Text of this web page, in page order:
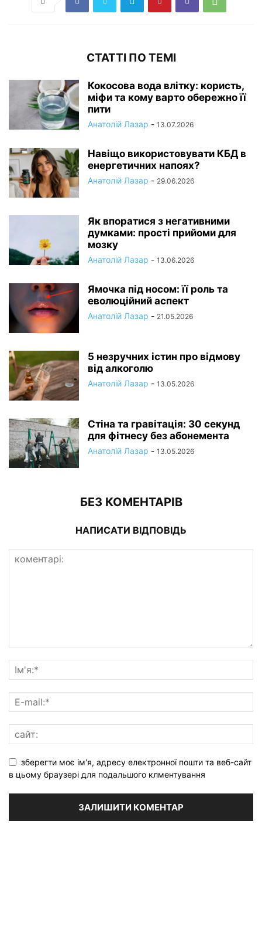
СТАТТІ ПО ТЕМІ
Кокосова вода влітку: користь,
міфи та кому варто обережно її
пити
Анатолій Лазар - 13.07.2026
Навіщо використовувати КБД в
енергетичних напоях?
Анатолій Лазар - 29.06.2026
Як впоратися з негативними
думками: прості прийоми для
мозку
Анатолій Лазар - 13.06.2026
Ямочка під носом: її роль та
еволюційний аспект
Анатолій Лазар - 21.05.2026
5 незручних істин про відмову
від алкоголю
Анатолій Лазар - 13.05.2026
Стіна та гравітація: 30 секунд
для фітнесу без абонемента
Анатолій Лазар - 13.05.2026
БЕЗ КОМЕНТАРІВ
НАПИСАТИ ВІДПОВІДЬ
зберегти моє ім'я, адресу електронної пошти та веб-сайт
в цьому браузері для подальшого клментування